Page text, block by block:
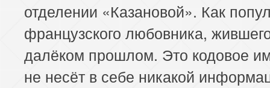
отделении «Казановой». Как
французского любовника,
далёком прошлом. Это кодовое
не несёт в себе никакой